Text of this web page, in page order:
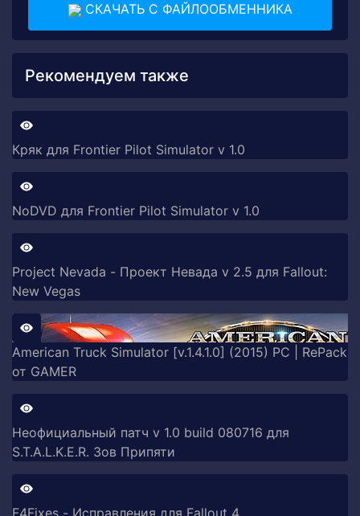
СКАЧАТЬ С ФАЙЛООБМЕННИКА
Рекомендуем также
Кряк для Frontier Pilot Simulator v 1.0
NoDVD для Frontier Pilot Simulator v 1.0
Project Nevada - Проект Невада v 2.5 для Fallout:
New Vegas
American Truck Simulator [v.1.4.1.0] (2015) PC | RePack
от GAMER
Неофициальный патч v 1.0 build 080716 для
S.T.A.L.K.E.R. Зов Припяти
F4Fixes - Исправления для Fallout 4